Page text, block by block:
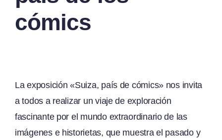
cómics
La exposición «Suiza, país de cómics» nos invita
a todos a realizar un viaje de exploración
fascinante por el mundo extraordinario de las
imágenes e historietas, que muestra el pasado y